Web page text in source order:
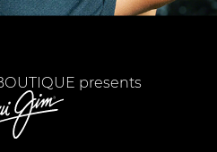
presents